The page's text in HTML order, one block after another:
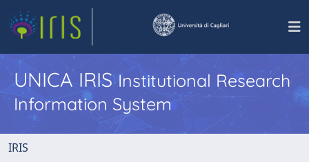
UNICA IRISInstitutional Research
Information System
IRIS